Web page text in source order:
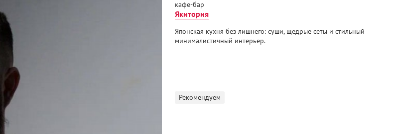
кафе-бар
Якитория
Японская кухня без лишнего: суши, щедрые сеты и стильный
минималистичный интерьер.
Рекомендуем